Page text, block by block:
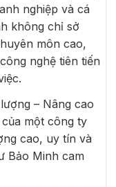
nghiệp và cá
không chỉ sở
môn cao,
nghệ tiên tiến
– Nâng cao
một công ty
cao, uy tín và
Bảo Minh cam